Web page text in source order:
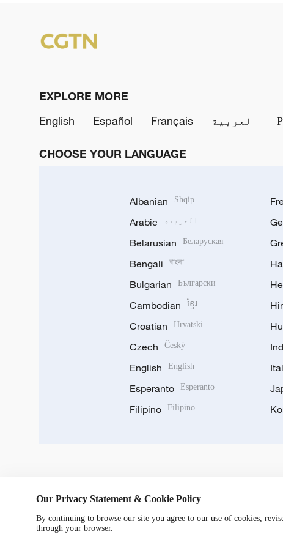
EXPLORE MORE
English
Español Français العربية
CHOOSE YOUR LANGUAGE
Albanian Shqip
Arabic العربية
Belarusian Беларуская
Bengali বাংলা
Bulgarian Български
Cambodian ខ្មែរ
Croatian Hrvatski
Czech Český
English English
Esperanto Esperanto
Filipino Filipino
Our Privacy Statement & Cookie Policy
By continuing to browse our site you agree to our use of cookies,
through your browser.